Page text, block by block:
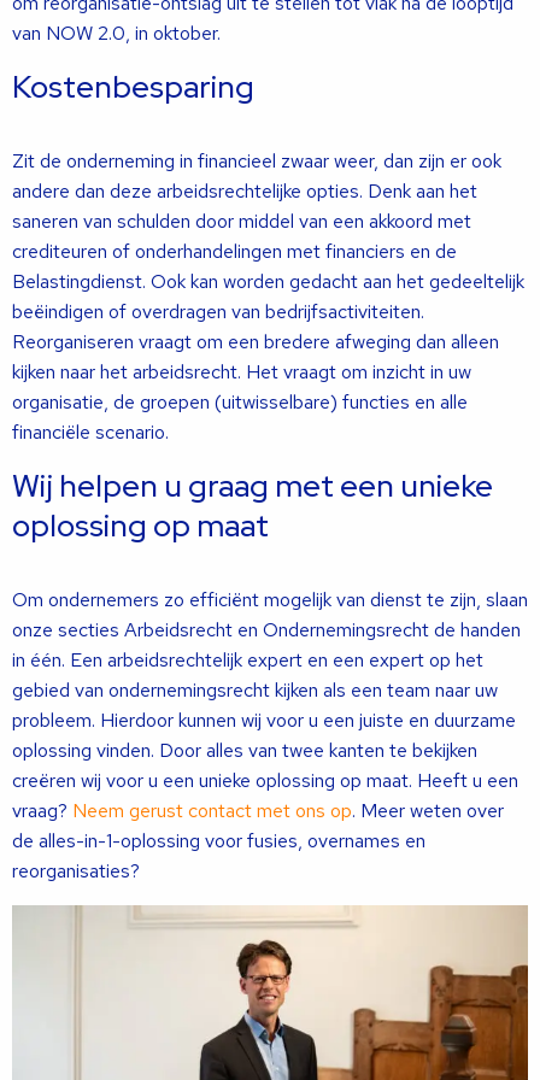
van NOW 2.0, in oktober.
Kostenbesparing
Zit de onderneming in financieel zwaar weer, dan zijn er ook
andere dan deze arbeidsrechtelijke opties. Denk aan het
saneren van schulden door middel van een akkoord met
crediteuren of onderhandelingen met financiers en de
Belastingdienst. Ook kan worden gedacht aan het gedeeltelijk
beëindigen of overdragen van bedrijfsactiviteiten.
Reorganiseren vraagt om een bredere afweging dan alleen
kijken naar het arbeidsrecht. Het vraagt om inzicht in uw
organisatie, de groepen (uitwisselbare) functies en alle
financiële scenario.
Wij helpen u graag met een unieke
oplossing op maat
Om ondernemers zo efficiënt mogelijk van dienst te zijn, slaan
onze secties Arbeidsrecht en Ondernemingsrecht de handen
in één. Een arbeidsrechtelijk expert en een expert op het
gebied van ondernemingsrecht kijken als een team naar uw
probleem. Hierdoor kunnen wij voor u een juiste en duurzame
oplossing vinden. Door alles van twee kanten te bekijken
creëren wij voor u een unieke oplossing op maat. Heeft u een
vraag? Neem gerust contact met ons op. Meer weten over
de alles-in-1-oplossing voor fusies, overnames en
reorganisaties?